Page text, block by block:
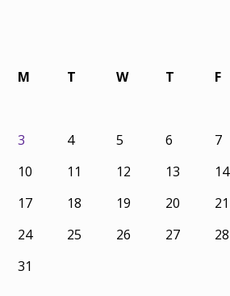
M
T W T F
3
4 5 6 7
10
11 12 13 14
17
18 19 20 21
24
25 26 27 28
31